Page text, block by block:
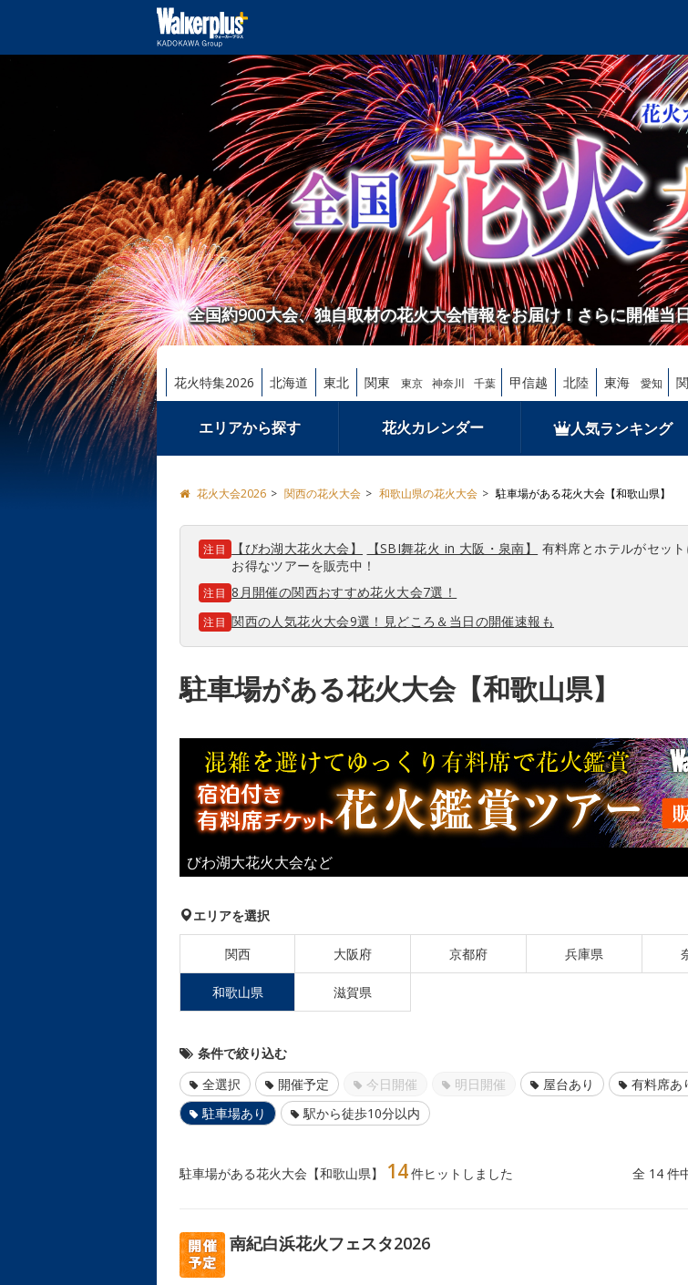
全国約900大会、独自取材の花火大会情報をお届け！さらに開催当
花火特集2026 北海道 東北 関東 東京 神奈川 千葉 甲信越 北陸 東海 愛知
エリアから探す 花火カレンダー 人気ランキング
花火大会2026 関西の花火大会 和歌山県の花火大会 駐車場がある花火大会【和歌山県】
注目 【びわ湖大花火大会】 【SBI舞花火 in 大阪・泉南】
有料席とホテルがセッ
お得なツアーを販売中！
注目 8月開催の関西おすすめ花火大会7選！
注目 関西の人気花火大会9選！見どころ＆当日の開催速報も
駐車場がある花火大会【和歌山県】
びわ湖大花火大会など
エリアを選択
関西 大阪府 京都府 兵庫県
和歌山県 滋賀県
条件で絞り込む
全選択
開催予定 今日開催 明日開催 屋台あり
有料席あ
駐車場あり
駅から徒歩10分以内
駐車場がある花火大会【和歌山県】 14件ヒットしました 全 14 件
南紀白浜花火フェスタ2026